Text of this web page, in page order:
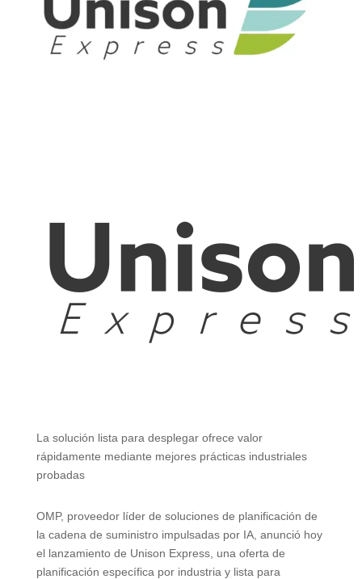
La solución lista para desplegar ofrece valor
rápidamente mediante mejores prácticas industriales
probadas
OMP, proveedor líder de soluciones de planificación de
la cadena de suministro impulsadas por IA, anunció hoy
el lanzamiento de Unison Express, una oferta de
planificación específica por industria y lista para